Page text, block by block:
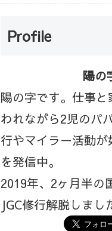
Profile
陽の
陽の字です。仕事
われながら2児のパ
行やマイラー活動
を発信中。
2019年、2ヶ月半の
JGC修行解脱しまし